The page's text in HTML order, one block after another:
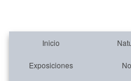
Inicio
Exposiciones